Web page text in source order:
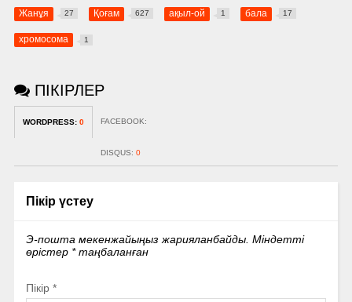
Жанұя 27 Қоғам 627 ақыл-ой 1 бала 17
хромосома 1
ПІКІРЛЕР
WORDPRESS: 0 FACEBOOK:
DISQUS: 0
Пікір үстеу
Э-пошта мекенжайыңыз жарияланбайды. Міндетті
өрістер *таңбаланған
Пікір *